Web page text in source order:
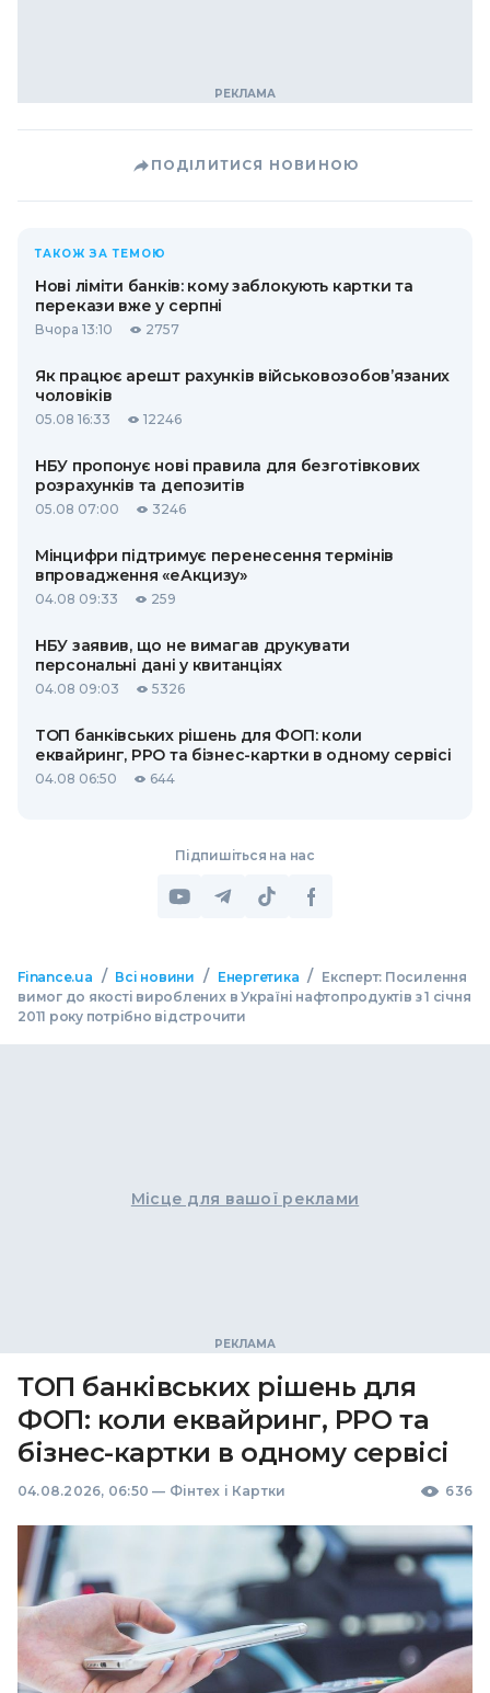
ПОДІЛИТИСЯ НОВИНОЮ
ТАКОЖ ЗА ТЕМОЮ
Нові ліміти банків: кому заблокують картки та
перекази вже у серпні
Вчора 13:10 2757
Як працює арешт рахунків військовозобов’язаних
чоловіків
05.08 16:33 12246
НБУ пропонує нові правила для безготівкових
розрахунків та депозитів
05.08 07:00 3246
Мінцифри підтримує перенесення термінів
впровадження «еАкцизу»
04.08 09:33 259
НБУ заявив, що не вимагав друкувати
персональні дані у квитанціях
04.08 09:03 5326
ТОП банківських рішень для ФОП: коли
еквайринг, РРО та бізнес-картки в одному сервісі
04.08 06:50 644
Підпишіться на нас
Finance.ua / Всі новини / Енергетика / Експерт: Посилення
вимог до якості вироблених в Україні нафтопродуктів з 1 січня
2011 року потрібно відстрочити
Місце для вашої реклами
ТОП банківських рішень для
ФОП: коли еквайринг, РРО та
бізнес-картки в одному сервісі
04.08.2026, 06:50 — Фінтех і Картки 636